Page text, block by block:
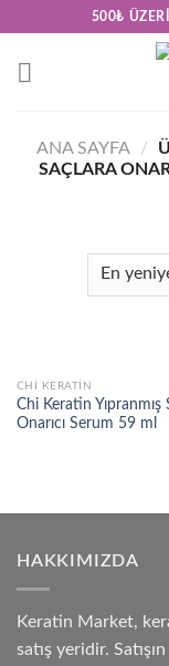
content
500₺
ANA SAYFA /
SAÇLARA
CHI KERATIN
Chi Keratin Yıpranmış
Onarıcı Serum 59 ml
HAKKIMIZDA
Keratin Market,
satış yeridir.